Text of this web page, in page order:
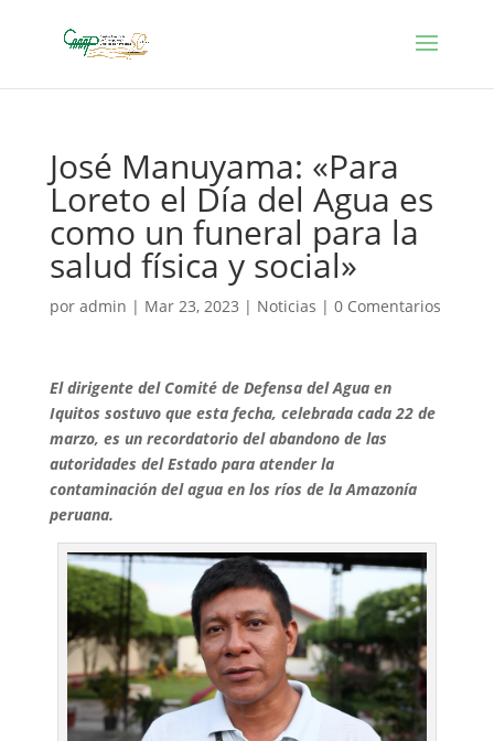
José Manuyama: «Para
Loreto el Día del Agua es
como un funeral para la
salud física y social»
por admin | Mar 23, 2023 | Noticias | 0 Comentarios
El dirigente del Comité de Defensa del Agua en
Iquitos sostuvo que esta fecha, celebrada cada 22 de
marzo, es un recordatorio del abandono de las
autoridades del Estado para atender la
contaminación del agua en los ríos de la Amazonía
peruana.